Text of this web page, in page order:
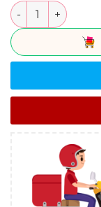
Số lượng